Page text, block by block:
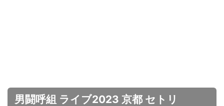
男闘呼組 ライブ2023 京都 セトリ